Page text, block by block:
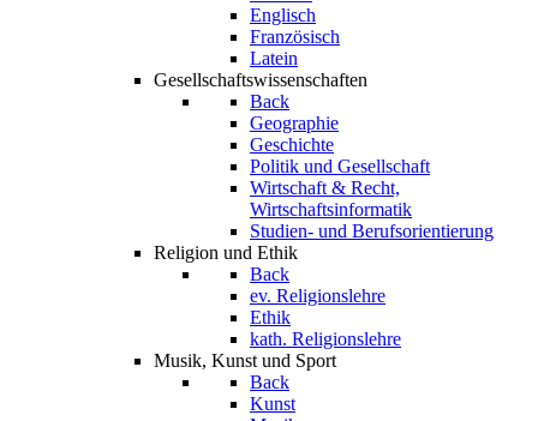
Englisch
Französisch
Latein
Gesellschaftswissenschaften
Back
Geographie
Geschichte
Politik und Gesellschaft
Wirtschaft & Recht,
Wirtschaftsinformatik
Studien- und Berufsorientierung
Religion und Ethik
Back
ev. Religionslehre
Ethik
kath. Religionslehre
Musik, Kunst und Sport
Back
Kunst